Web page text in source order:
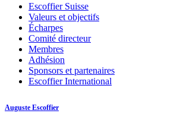
Escoffier Suisse
Valeurs et objectifs
Écharpes
Comité directeur
Membres
Adhésion
Sponsors et partenaires
Escoffier International
Auguste Escoffier